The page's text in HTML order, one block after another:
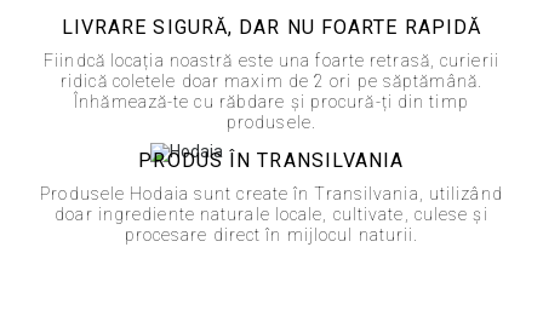
LIVRARE SIGURĂ, DAR NU FOARTE RAPIDĂ
Fiindcă locația noastră este una foarte retrasă, curierii
ridică coletele doar maxim de 2 ori pe săptămână.
Înhămează-te cu răbdare și procură-ți din timp
produsele.
PRODUS ÎN TRANSILVANIA
Produsele Hodaia sunt create în Transilvania, utilizând
doar ingrediente naturale locale, cultivate, culese și
procesare direct în mijlocul naturii.